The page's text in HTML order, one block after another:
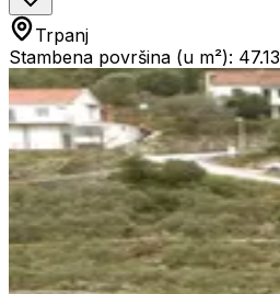
Trpanj
Stambena površina (u m²): 47.13